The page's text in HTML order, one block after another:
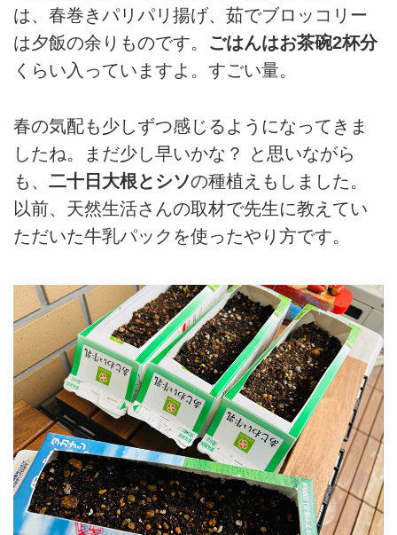
は、春巻きパリパリ揚げ、茹でブロッコリー
は夕飯の余りものです。 ごはんはお茶碗2杯分
くらい入っていますよ。すごい量。
春の気配も少しずつ感じるようになってきま
したね。まだ少し早いかな？ と思いながら
も、 二十日大根とシソの種植えもしました。
以前、天然生活さんの取材で先生に教えてい
ただいた牛乳パックを使ったやり方です。